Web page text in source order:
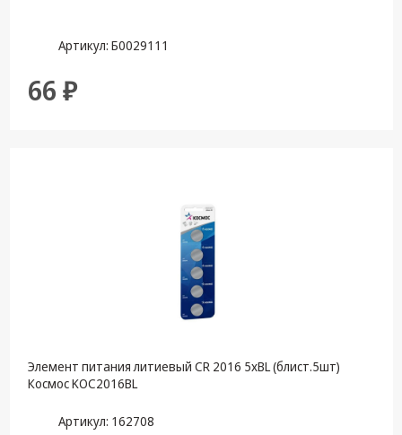
Артикул: Б0029111
66 ₽
Элемент питания литиевый CR 2016 5xBL (блист.5шт)
Космос KOC2016BL
Артикул: 162708